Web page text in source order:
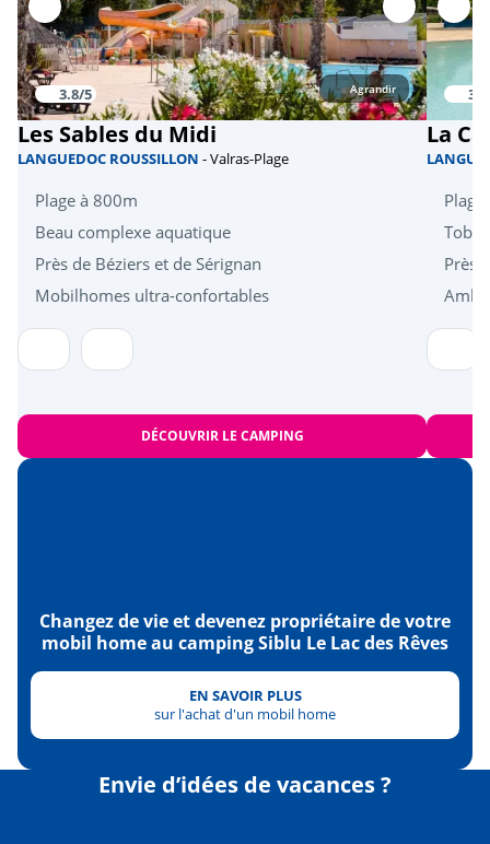
3.8/5 Agrandir
Les Sables du Midi
LANGUEDOC ROUSSILLON - Valras-Plage
Plage à 800m
Beau complexe aquatique
Près de Béziers et de Sérignan
Mobilhomes ultra-confortables
DÉCOUVRIR LE CAMPING
La
Près
Changez de vie et devenez propriétaire de votre
mobil home au camping Siblu Le Lac des Rêves
EN SAVOIR PLUS
sur l'achat d'un mobil home
Envie d’idées de vacances ?